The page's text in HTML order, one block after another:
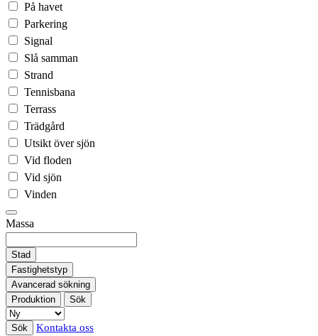
På havet
Parkering
Signal
Slå samman
Strand
Tennisbana
Terrass
Trädgård
Utsikt över sjön
Vid floden
Vid sjön
Vinden
Massa
Stad
Fastighetstyp
Avancerad sökning
Produktion
Sök
Sök Kontakta oss